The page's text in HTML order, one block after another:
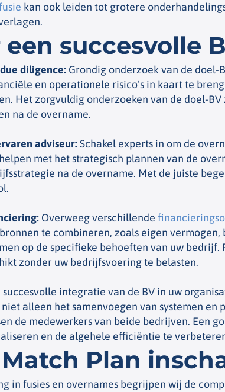
kan ook leiden tot grotere
succesvolle
diligence: Grondig onderzoek van de doel-
en operationele risico’s in kaart te
Het zorgvuldig onderzoeken van de doel-
na de overname.
adviseur:Schakel experts in om de
met het strategisch plannen van de
na de overname. Met de juiste
: Overweeg verschillende
te combineren, zoals eigen
op de specifieke behoeften van uw
zonder uw bedrijfsvoering te belasten.
succesvolle integratie van de BV in uw
alleen het samenvoegen van systemen en
de medewerkers van beide bedrijven. Een
en de algehele efficiëntie te
Plan
in fusies en overnames begrijpen wij de